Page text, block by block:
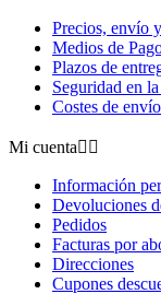
Precios, envío
Medios de
Plazos de
Seguridad en
Costes de
Mi cuenta 
Información
Devoluciones
Pedidos
Facturas por
Direcciones
Cupones